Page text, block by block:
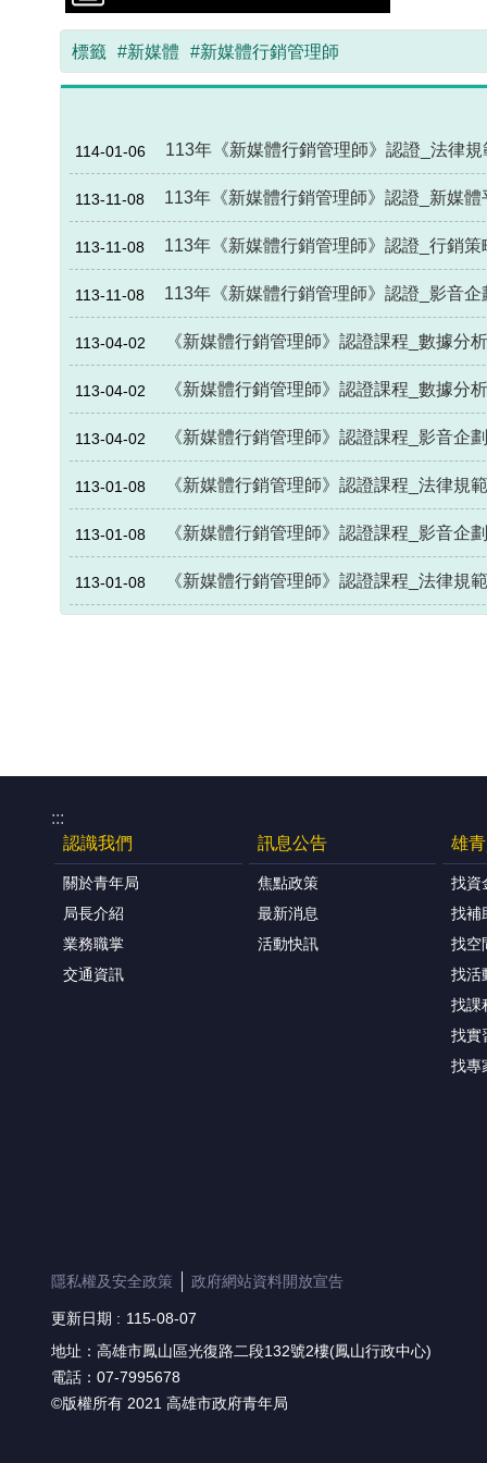
標籤 #新媒體 #新媒體行銷管理師
114-01-06 113年《新媒體行銷管理師》認證_法律
113-11-08 113年《新媒體行銷管理師》認證_新媒體
113-11-08 113年《新媒體行銷管理師》認證_行銷策
113-11-08 113年《新媒體行銷管理師》認證_影音企
113-04-02 《新媒體行銷管理師》認證課程_數據分
113-04-02 《新媒體行銷管理師》認證課程_數據分
113-04-02 《新媒體行銷管理師》認證課程_影音企
113-01-08 《新媒體行銷管理師》認證課程_法律規
113-01-08 《新媒體行銷管理師》認證課程_影音企
113-01-08 《新媒體行銷管理師》認證課程_法律規
:::
認識我們
關於青年局
局長介紹
業務職掌
交通資訊
訊息公告
焦點政策
最新消息
活動快訊
雄
找資
找補
找空
找活
找課
找實
找專
隱私權及安全政策 政府網站資料開放宣告
更新日期
115-08-07
地址：高雄市鳳山區光復路二段132號2樓(鳳山行政中心)
電話：07-7995678
©版權所有 2021 高雄市政府青年局